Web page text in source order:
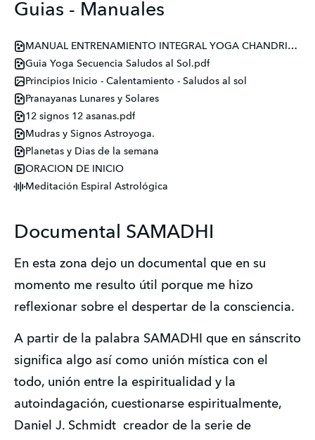
Guias - Manuales
MANUAL ENTRENAMIENTO INTEGRAL YOGA CHANDRIKA 200 HRS - Parte 1.pdf
Guia Yoga Secuencia Saludos al Sol.pdf
Principios Inicio - Calentamiento - Saludos al sol
Pranayanas Lunares y Solares
12 signos 12 asanas.pdf
Mudras y Signos Astroyoga.
Planetas y Dias de la semana
ORACION DE INICIO
Meditación Espiral Astrológica
Documental SAMADHI
En esta zona dejo un documental que en su
momento me resulto útil porque me hizo
reflexionar sobre el despertar de la consciencia.
A partir de la palabra SAMADHI que en sánscrito
significa algo así como unión mística con el
todo, unión entre la espiritualidad y la
autoindagación, cuestionarse espiritualmente,
Daniel J. Schmidt  creador de la serie de